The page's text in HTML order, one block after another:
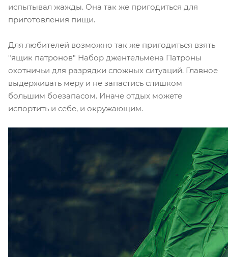
испытывал жажды. Она так же пригодиться для
приготовления пищи.
Для любителей возможно так же пригодиться взять
"ящик патронов" Набор джентельмена Патроны
охотничьи для разрядки сложных ситуаций. Главное
выдерживать меру и не запастись слишком
большим боезапасом. Иначе отдых можете
испортить и себе, и окружающим.